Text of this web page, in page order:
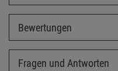
Bewertungen
Fragen und Antworten